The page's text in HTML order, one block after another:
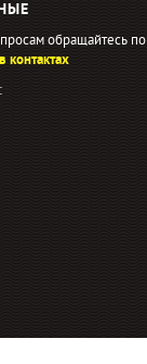
обращайтесь по
в контактах